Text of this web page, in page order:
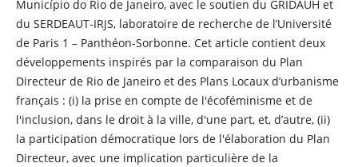
Município do Rio de Janeiro, avec le soutien du GRIDAUH et
du SERDEAUT-IRJS, laboratoire de recherche de l’Université
de Paris 1 – Panthéon-Sorbonne. Cet article contient deux
développements inspirés par la comparaison du Plan
Directeur de Rio de Janeiro et des Plans Locaux d’urbanisme
français : (i) la prise en compte de l'écoféminisme et de
l'inclusion, dans le droit à la ville, d'une part, et, d’autre, (ii)
la participation démocratique lors de l'élaboration du Plan
Directeur, avec une implication particulière de la